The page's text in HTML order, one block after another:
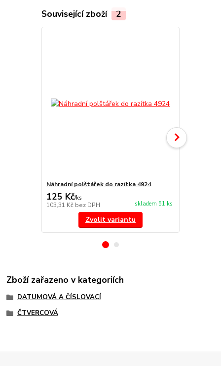
Související zboží 2
Náhradní polštářek do razítka 4924
125 Kč/ks
103,31 Kč bez DPH skladem 51 ks
Zvolit variantu
Zboží zařazeno v kategoriích
DATUMOVÁ A ČÍSLOVACÍ
ČTVERCOVÁ